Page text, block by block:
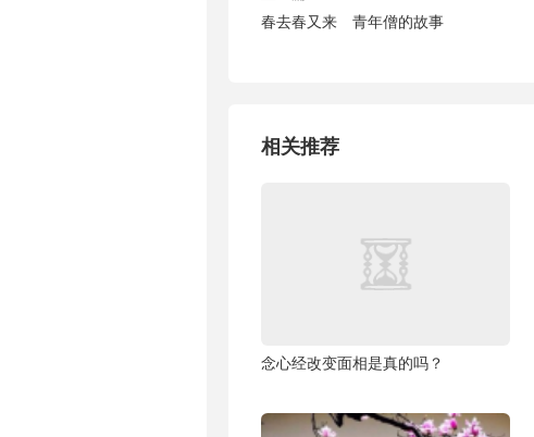
春去春又来 青年僧的故事
相关推荐
念心经改变面相是真的吗？